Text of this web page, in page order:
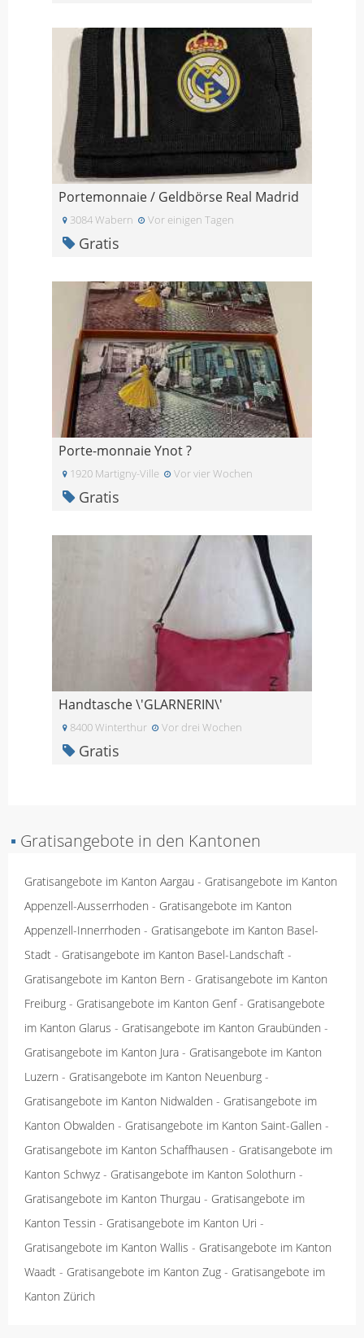
Portemonnaie / Geldbörse Real Madrid
3084 Wabern Vor einigen Tagen
Gratis
Porte-monnaie Ynot ?
1920 Martigny-Ville Vor vier Wochen
Gratis
Handtasche \'GLARNERIN\'
8400 Winterthur Vor drei Wochen
Gratis
▪ Gratisangebote in den Kantonen
Gratisangebote im Kanton Aargau - Gratisangebote im Kanton
Appenzell-Ausserrhoden - Gratisangebote im Kanton
Appenzell-Innerrhoden - Gratisangebote im Kanton Basel-
Stadt - Gratisangebote im Kanton Basel-Landschaft -
Gratisangebote im Kanton Bern - Gratisangebote im Kanton
Freiburg - Gratisangebote im Kanton Genf- Gratisangebote
im Kanton Glarus - Gratisangebote im Kanton Graubünden -
Gratisangebote im Kanton Jura - Gratisangebote im Kanton
Luzern - Gratisangebote im Kanton Neuenburg -
Gratisangebote im Kanton Nidwalden - Gratisangebote im
Kanton Obwalden - Gratisangebote im Kanton Saint-Gallen -
Gratisangebote im Kanton Schaffhausen - Gratisangebote im
Kanton Schwyz - Gratisangebote im Kanton Solothurn -
Gratisangebote im Kanton Thurgau - Gratisangebote im
Kanton Tessin - Gratisangebote im Kanton Uri -
Gratisangebote im Kanton Wallis - Gratisangebote im Kanton
Waadt - Gratisangebote im Kanton Zug - Gratisangebote im
Kanton Zürich